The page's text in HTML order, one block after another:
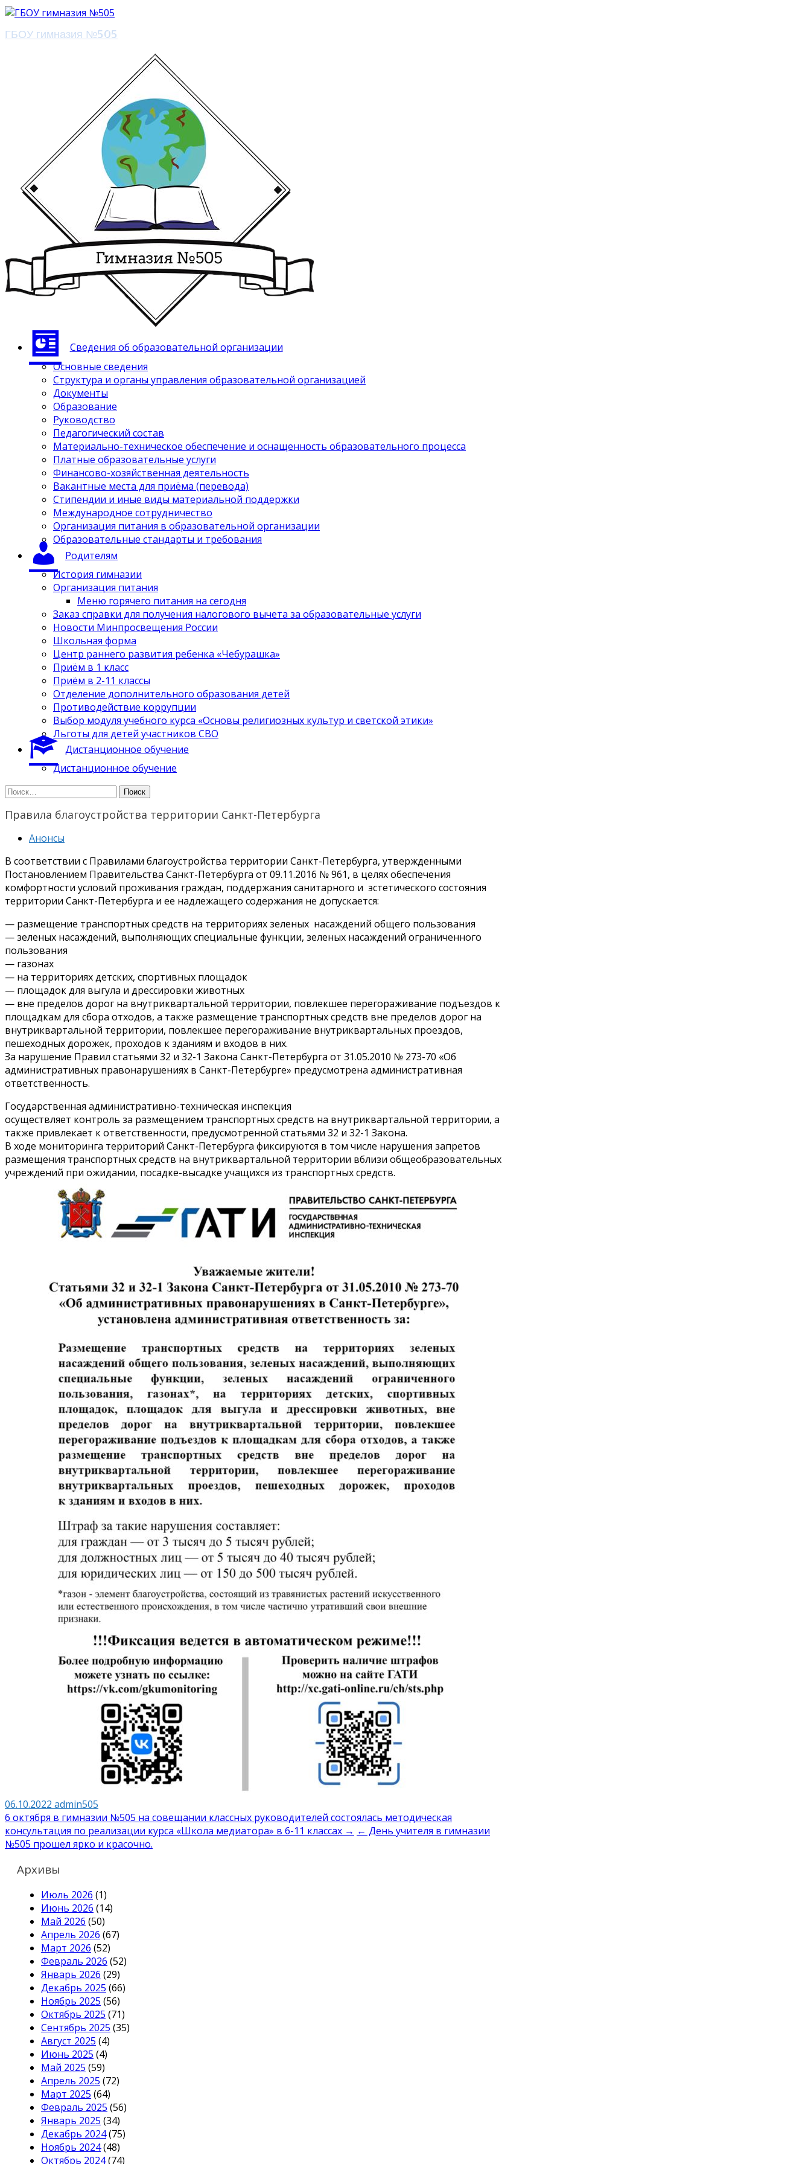
ГБОУ гимназия №505
Сведения об образовательной организации
Основные сведения
Структура и органы управления образовательной организацией
Документы
Образование
Руководство
Педагогический состав
Материально-техническое обеспечение и оснащенность образовательного процесса
Платные образовательные услуги
Финансово-хозяйственная деятельность
Вакантные места для приёма (перевода)
Стипендии и иные виды материальной поддержки
Международное сотрудничество
Организация питания в образовательной организации
Образовательные стандарты и требования
Родителям
История гимназии
Организация питания
Меню горячего питания на сегодня
Заказ справки для получения налогового вычета за образовательные услуги
Новости Минпросвещения России
Школьная форма
Центр раннего развития ребенка «Чебурашка»
Приём в 1 класс
Приём в 2-11 классы
Отделение дополнительного образования детей
Противодействие коррупции
Выбор модуля учебного курса «Основы религиозных культур и светской этики»
Льготы для детей участников СВО
Дистанционное обучение
Дистанционное обучение
Найти:
Правила благоустройства территории Санкт-Петербурга
Анонсы
В соответствии с Правилами благоустройства территории Санкт-Петербурга, утвержденными
Постановлением Правительства Санкт-Петербурга от 09.11.2016 № 961, в целях обеспечения
комфортности условий проживания граждан, поддержания санитарного и эстетического состояния
территории Санкт-Петербурга и ее надлежащего содержания не допускается:
— размещение транспортных средств на территориях зеленых насаждений общего пользования
— зеленых насаждений, выполняющих специальные функции, зеленых насаждений ограниченного
пользования
— газонах
— на территориях детских, спортивных площадок
— площадок для выгула и дрессировки животных
— вне пределов дорог на внутриквартальной территории, повлекшее перегораживание подъездов к
площадкам для сбора отходов, а также размещение транспортных средств вне пределов дорог на
внутриквартальной территории, повлекшее перегораживание внутриквартальных проездов,
пешеходных дорожек, проходов к зданиям и входов в них.
За нарушение Правил статьями 32 и 32-1 Закона Санкт-Петербурга от 31.05.2010 № 273-70 «Об
административных правонарушениях в Санкт-Петербурге» предусмотрена административная
ответственность.
Государственная административно-техническая инспекция
осуществляет контроль за размещением транспортных средств на внутриквартальной территории, а
также привлекает к ответственности, предусмотренной статьями 32 и 32-1 Закона.
В ходе мониторинга территорий Санкт-Петербурга фиксируются в том числе нарушения запретов
размещения транспортных средств на внутриквартальной территории вблизи общеобразовательных
учреждений при ожидании, посадке-высадке учащихся из транспортных средств.
06.10.2022 admin505
Навигация
по
записям
6 октября в гимназии №505 на совещании классных руководителей состоялась методическая
консультация по реализации курса «Школа медиатора» в 6-11 классах → ← День учителя в гимназии
№505 прошел ярко и красочно.
Архивы
Июль 2026 (1)
Июнь 2026 (14)
Май 2026 (50)
Апрель 2026 (67)
Март 2026 (52)
Февраль 2026 (52)
Январь 2026 (29)
Декабрь 2025 (66)
Ноябрь 2025 (56)
Октябрь 2025 (71)
Сентябрь 2025 (35)
Август 2025 (4)
Июнь 2025 (4)
Май 2025 (59)
Апрель 2025 (72)
Март 2025 (64)
Февраль 2025 (56)
Январь 2025 (34)
Декабрь 2024(75)
Ноябрь 2024(48)
Октябрь 2024(74)